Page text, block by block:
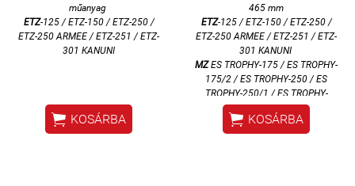
műanyag
ETZ-125 / ETZ-150 / ETZ-250 /
ETZ-250 ARMEE / ETZ-251 / ETZ-
301 KANUNI
 KOSÁRBA
465 mm
ETZ-125 / ETZ-150 / ETZ-250 /
ETZ-250 ARMEE / ETZ-251 / ETZ-
301 KANUNI
MZES TROPHY-175 / ES TROPHY-
175/2 / ES TROPHY-250 / ES
TROPHY-250/1 / ES TROPHY-
250/2 / ES TROPHY-300 / ETS
TROPHY SPORT-250 / TS-250 /
TS-250/1
 KOSÁRBA